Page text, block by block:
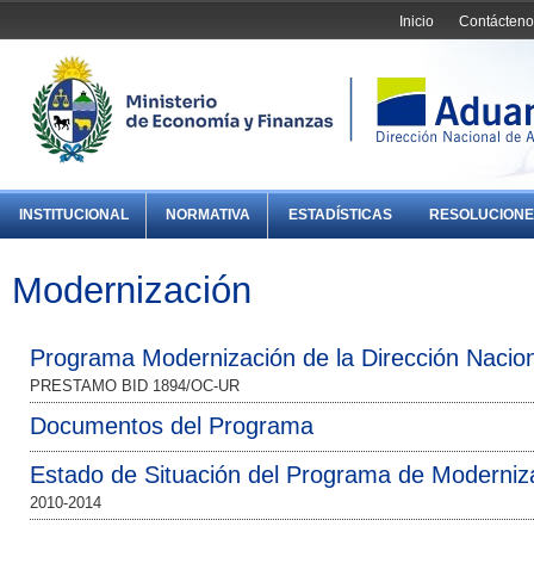
Inicio
INSTITUCIONAL NORMATIVA ESTADÍSTICAS
Modernización
Programa Modernización de la Dirección
PRESTAMO BID 1894/OC-UR
Documentos del Programa
Estado de Situación del Programa de
2010-2014